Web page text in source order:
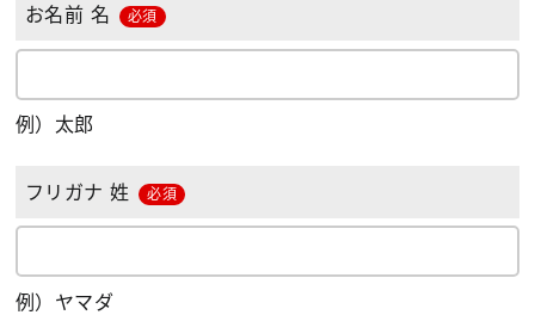
お名前 名 必須
例）太郎
フリガナ 姓 必須
例）ヤマダ